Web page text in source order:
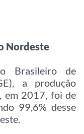
Nordeste
Brasileiro de
a produção
em 2017, foi de
99,6% desse